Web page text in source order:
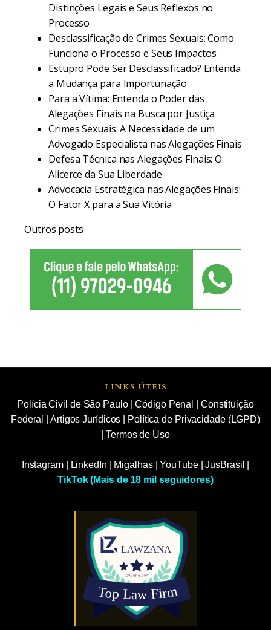
Distinções Legais e Seus Reflexos no
Processo
Desclassificação de Crimes Sexuais: Como
Funciona o Processo e Seus Impactos
Estupro Pode Ser Desclassificado? Entenda
a Mudança para Importunação
Para a Vítima: Entenda o Poder das
Alegações Finais na Busca por Justiça
Crimes Sexuais: A Necessidade de um
Advogado Especialista nas Alegações Finais
Defesa Técnica nas Alegações Finais: O
Alicerce da Sua Liberdade
Advocacia Estratégica nas Alegações Finais:
O Fator X para a Sua Vitória
Outros posts
LINKS ÚTEIS
Polícia Civil de São Paulo|Código Penal
Constituição
Federal
Artigos Jurídicos
Política de Privacidade (LGPD)
|Termos de Uso
Instagram| LinkedIn Migalhas|YouTube|JusBrasil
TikTok (Mais de 18 mil seguidores)